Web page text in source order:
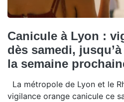
Canicule à Lyon :
dès samedi,
la semaine
La métropole de Lyon et le
vigilance orange canicule ce